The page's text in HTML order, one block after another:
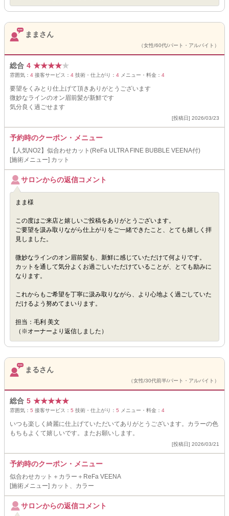
ままさん
（女性/60代/パート・アルバイト）
総合 4 ★★★★★
雰囲気： 4 接客サービス： 4 技術・仕上がり： 4 メニュー・料金： 4
要望をくみとり仕上げて頂きありがとうございます
微妙なラインのオン眉前髪が新鮮です
気分良く過ごせます
[投稿日] 2026/03/23
予約時のクーポン・メニュー
【人気NO2】似合わせカット(ReFa ULTRA FINE BUBBLE VEENA付)
[施術メニュー] カット
サロンからの返信コメント
まま様
この度はご来店と嬉しいご投稿をありがとうございます。
ご要望を汲み取りながら仕上がりをご一緒できたこと、とても嬉しく拝
見しました。
微妙なラインのオン眉前髪も、新鮮に感じていただけて何よりです。
カットを通して気分よくお過ごしいただけていることが、とても励みに
なります。
これからもご希望を丁寧に汲み取りながら、より心地よく過ごしていた
だけるよう努めてまいります。
担当：毛利 美文
（※オーナーより返信しました）
まるさん
（女性/30代前半/パート・アルバイト）
総合 5 ★★★★★
雰囲気： 5 接客サービス： 5 技術・仕上がり： 5 メニュー・料金： 4
いつも楽しく綺麗に仕上げていただいてありがとうございます。カラーの色
もちもよくて嬉しいです。またお願いします。
[投稿日] 2026/03/21
予約時のクーポン・メニュー
似合わせカット＋カラー＋ReFa VEENA
[施術メニュー] カット、カラー
サロンからの返信コメント